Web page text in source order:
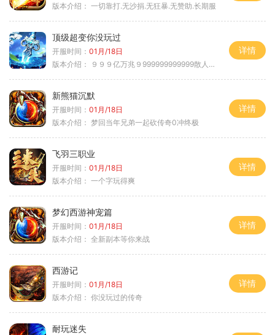
版本介绍： 一切靠打.无沙捐.无狂暴.无赞助.长期服
顶级超变你没玩过
开服时间： 01月/18日
版本介绍：
９９９亿万兆９999999999999散人逆袭
详情
新熊猫沉默
开服时间： 01月/18日
版本介绍： 梦回当年兄弟一起砍传奇0冲终极
详情
飞羽三职业
开服时间： 01月/18日
版本介绍： 一个字玩得爽
详情
梦幻西游神宠篇
开服时间： 01月/18日
版本介绍： 全新副本等你来战
详情
西游记
开服时间： 01月/18日
版本介绍： 你没玩过的传奇
详情
耐玩迷失